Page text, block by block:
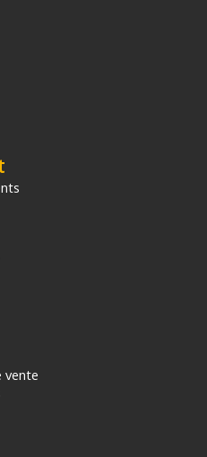
vente